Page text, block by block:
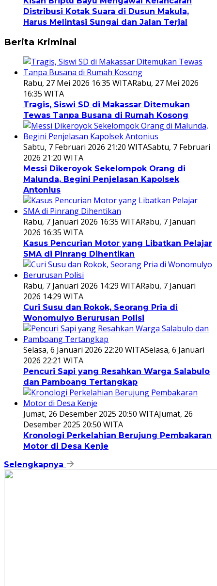
Distribusi Kotak Suara di Dusun Makula,
Harus Melintasi Sungai dan Jalan Terjal
Berita Kriminal
Rabu, 27 Mei 2026 16:35 WITARabu, 27 Mei 2026
16:35 WITA
Tragis, Siswi SD di Makassar Ditemukan
Tewas Tanpa Busana di Rumah Kosong
Sabtu, 7 Februari 2026 21:20 WITASabtu, 7 Februari
2026 21:20 WITA
Messi Dikeroyok Sekelompok Orang di
Malunda, Begini Penjelasan Kapolsek
Antonius
Rabu, 7 Januari 2026 16:35 WITARabu, 7 Januari
2026 16:35 WITA
Kasus Pencurian Motor yang Libatkan Pelajar
SMA di Pinrang Dihentikan
Rabu, 7 Januari 2026 14:29 WITARabu, 7 Januari
2026 14:29 WITA
Curi Susu dan Rokok, Seorang Pria di
Wonomulyo Berurusan Polisi
Selasa, 6 Januari 2026 22:20 WITASelasa, 6 Januari
2026 22:21 WITA
Pencuri Sapi yang Resahkan Warga Salabulo
dan Pamboang Tertangkap
Jumat, 26 Desember 2025 20:50 WITAJumat, 26
Desember 2025 20:50 WITA
Kronologi Perkelahian Berujung Pembakaran
Motor di Desa Kenje
Selengkapnya